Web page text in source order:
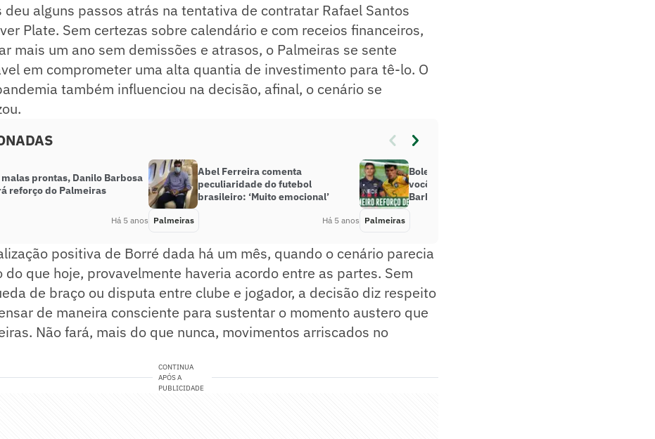
deu alguns passos atrás na tentativa de contratar Rafael Santos
Plate. Sem certezas sobre calendário e com receios financeiros,
mais um ano sem demissões e atrasos, o Palmeiras se sente
em comprometer uma alta quantia de investimento para tê-lo. O
também influenciou na decisão, afinal, o cenário se
malas prontas, Danilo Barbosa
reforço do Palmeiras
Há 5 anos
Abel Ferreira comenta
peculiaridade do futebol
brasileiro: ‘Muito emocional’
Palmeiras Há 5 anos
Boletim do Palmeiras: tudo o que
você precisa saber sobre Danilo
Barbosa
Palmeiras
positiva de Borré dada há um mês, quando o cenário parecia
do que hoje, provavelmente haveria acordo entre as partes. Sem
de braço ou disputa entre clube e jogador, a decisão diz respeito
de maneira consciente para sustentar o momento austero que
Não fará, mais do que nunca, movimentos arriscados no
CONTINUA
APÓS A
PUBLICIDADE